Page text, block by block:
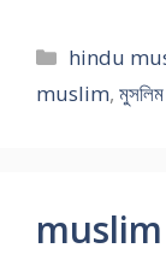
hindu
muslim, মুসলিম